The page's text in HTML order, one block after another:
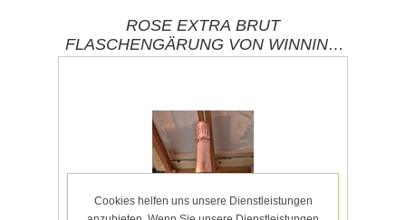
ROSE EXTRA BRUT
FLASCHENGÄRUNG VON WINNING
TROCKEN WEINGUTVON WINNING /
Cookies helfen uns unsere Dienstleistungen